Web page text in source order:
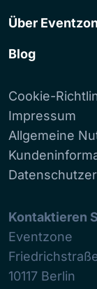
Über
Blog
Cookie-
Impressum
Allgemeine
Kontaktieren
Eventzone
10117 Berlin